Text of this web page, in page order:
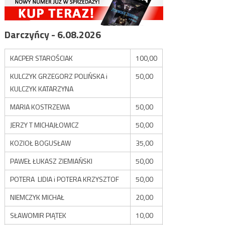
Darczyńcy - 6.08.2026
KACPER STAROŚCIAK
100,00
KULCZYK GRZEGORZ POLIŃSKA i
KULCZYK KATARZYNA
50,00
MARIA KOSTRZEWA
50,00
JERZY T MICHAJŁOWICZ
50,00
KOZIOŁ BOGUSŁAW
35,00
PAWEŁ ŁUKASZ ZIEMIAŃSKI
50,00
POTERA LIDIA i POTERA KRZYSZTOF
50,00
NIEMCZYK MICHAŁ
20,00
SŁAWOMIR PIĄTEK
10,00